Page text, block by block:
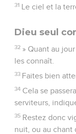
31 Le ciel et la
Dieu seul
32 » Quant au
les connaît.
33 Faites bien
34 Cela se
serviteurs,
35 Restez donc
nuit, ou au chant